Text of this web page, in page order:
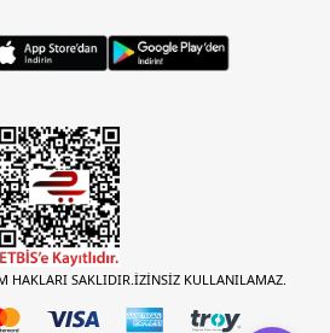
HAKLARI SAKLIDIR.İZİNSİZ KULLANILAMAZ.